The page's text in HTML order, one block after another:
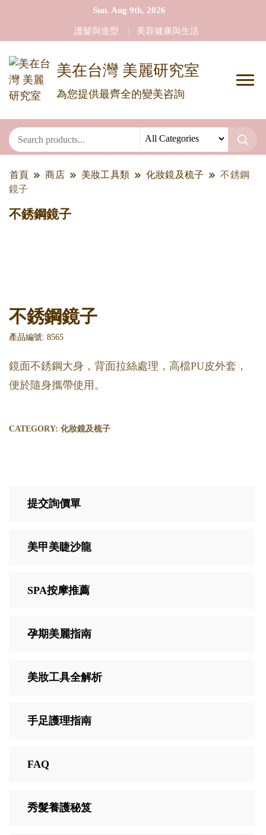
Sun. Aug 9th, 2026
護髮與造型 美容健康與生活
美在台灣 美麗研究室
為您提供最齊全的變美咨詢
首頁 商店 美妝工具類 化妝鏡及梳子
不銹鋼
鏡子
不銹鋼鏡子
不銹鋼鏡子
產品編號: 8565
鏡面不銹鋼大身，背面拉絲處理，高檔PU皮外套，
便於隨身攜帶使用。
CATEGORY: 化妝鏡及梳子
提交詢價單
美甲美睫沙龍
SPA按摩推薦
孕期美麗指南
美妝工具全解析
手足護理指南
FAQ
秀髮養護秘笈